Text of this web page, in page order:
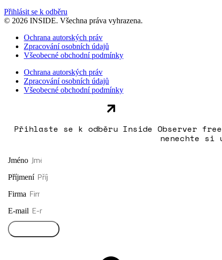
Přihlásit se k odběru
© 2026 INSIDE. Všechna práva vyhrazena.
Ochrana autorských práv
Zpracování osobních údajů
Všeobecné obchodní podmínky
Ochrana autorských práv
Zpracování osobních údajů
Všeobecné obchodní podmínky
Přihlaste se k odběru Inside Observer
nenechte si
Jméno
Příjmení
Firma
E-mail